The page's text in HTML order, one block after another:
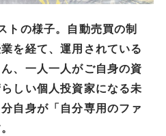
トの様子。自動売買の制
を経て、運用されている
、一人一人がご自身の資
しい個人投資家になる未
自身が「自分専用のファ